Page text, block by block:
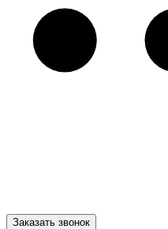
Заказать звонок